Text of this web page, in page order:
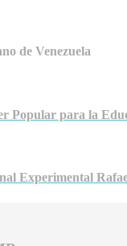
de Venezuela
Popular para la
Experimental